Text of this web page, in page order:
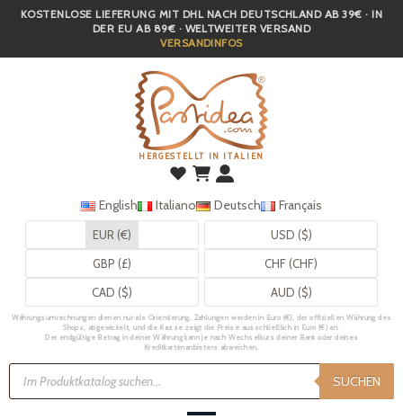
Skip
KOSTENLOSE LIEFERUNG MIT DHL NACH DEUTSCHLAND AB 39€ · IN
DER EU AB 89€ · WELTWEITER VERSAND
VERSANDINFOS
HERGESTELLT IN ITALIEN
English Italiano Deutsch Français
EUR (€)
USD ($)
GBP (£)
CHF (CHF)
CAD ($)
AUD ($)
Währungsumrechnungen dienen nur als Orientierung. Zahlungen werden in Euro (€), der offiziellen Währung des
Shops, abgewickelt, und die Kasse zeigt die Preise ausschließlich in Euro (€) an.
Der endgültige Betrag in deiner Währung kann je nach Wechselkurs deiner Bank oder deines
Kreditkartenanbieters abweichen.
Products
search SUCHEN